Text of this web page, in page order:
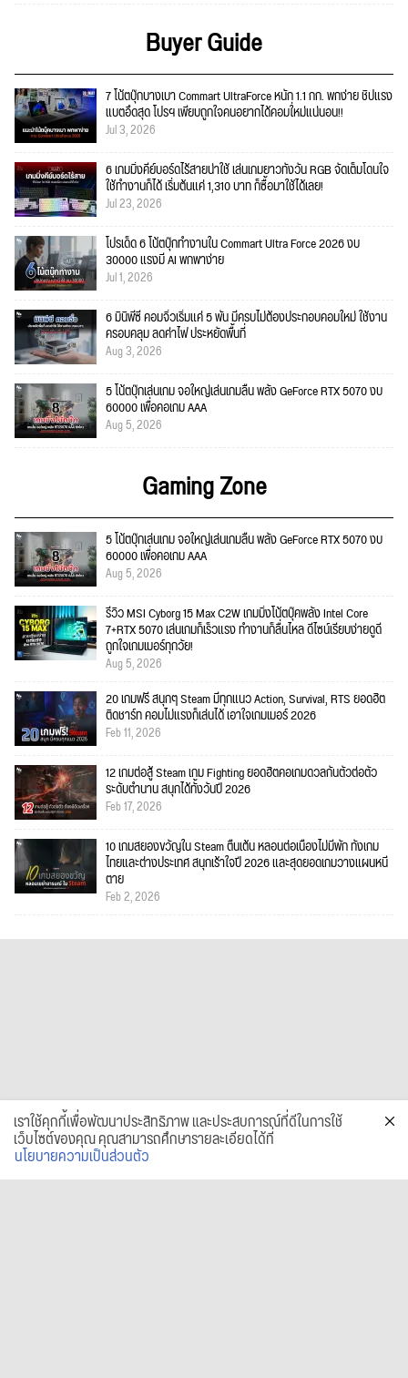
Buyer Guide
7 โน้ตบุ๊กบางเบา Commart UltraForce หนัก 1.1 กก. พกง่าย ชิปแรง
แบตอึดสุด โปรฯ เพียบถูกใจคนอยากได้คอมใ่หม่แน่นอน!!
Jul 3, 2026
6 เกมมิ่งคีย์บอร์ดไร้สายน่าใช้ เล่นเกมยาวทั้งวัน RGB จัดเต็มโดนใจ
ใช้ทำงานก็ได้ เริ่มต้นแค่ 1,310 บาท ก็ซื้อมาใช้ได้เลย!
Jul 23, 2026
โปรเด็ด 6 โน้ตบุ๊กทำงานใน Commart Ultra Force 2026 งบ
30000 แรงมี AI พกพาง่าย
Jul 1, 2026
6 มินิพีซี คอมจิ๋วเริ่มแค่ 5 พัน มีครบไม่ต้องประกอบคอมใหม่ ใช้งาน
ครอบคลุม ลดค่าไฟ ประหยัดพื้นที่
Aug 3, 2026
5 โน้ตบุ๊กเล่นเกม จอใหญ่เล่นเกมลื่น พลัง GeForce RTX 5070 งบ
60000 เพื่อคอเกม AAA
Aug 5, 2026
Gaming Zone
5 โน้ตบุ๊กเล่นเกม จอใหญ่เล่นเกมลื่น พลัง GeForce RTX 5070 งบ
60000 เพื่อคอเกม AAA
Aug 5, 2026
รีวิว MSI Cyborg 15 Max C2W เกมมิ่งโน้ตบุ๊คพลัง Intel Core
7+RTX 5070 เล่นเกมก็เร็วแรง ทำงานก็ลื่นไหล ดีไซน์เรียบง่ายดูดี
ถูกใจเกมเมอร์ทุกวัย!
Aug 5, 2026
20 เกมฟรี สนุกๆ Steam มีทุกแนว Action, Survival, RTS ยอดฮิต
ติดชาร์ท คอมไม่แรงก็เล่นได้ เอาใจเกมเมอร์ 2026
Feb 11, 2026
12 เกมต่อสู้ Steam เกม Fighting ยอดฮิตคอเกมดวลกันตัวต่อตัว
ระดับตำนาน สนุกได้ทั้งวันปี 2026
Feb 17, 2026
10 เกมสยองขวัญใน Steam ตื่นเต้น หลอนต่อเนื่องไม่มีพัก ทั้งเกม
ไทยและต่างประเทศ สนุกเร้าใจปี 2026 และสุดยอดเกมวางแผนหนี
ตาย
Feb 2, 2026
เราใช้คุกกี้เพื่อพัฒนาประสิทธิภาพ และประสบการณ์ที่ดีในการใช้
เว็บไซต์ของคุณ คุณสามารถศึกษารายละเอียดได้ที่
นโยบายความเป็นส่วนตัว